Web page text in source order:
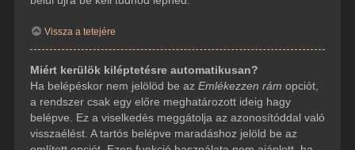
Vissza a tetejére
Miért kerülök kiléptetésre automatikusan?
Ha belépéskor nem jelölöd be az Emlékezzen rám opciót,
a rendszer csak egy előre meghatározott ideig hagy
belépve. Ez a viselkedés meggátolja az azonosítóddal való
visszaélést. A tartós belépve maradáshoz jelöld be az